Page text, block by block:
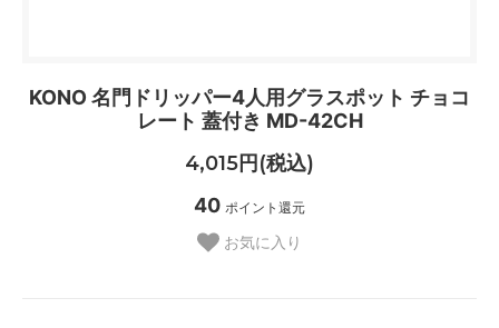
KONO 名門ドリッパー4人用グラスポット チョコ
レート 蓋付き MD-42CH
4,015円(税込)
40 ポイント還元
お気に入り